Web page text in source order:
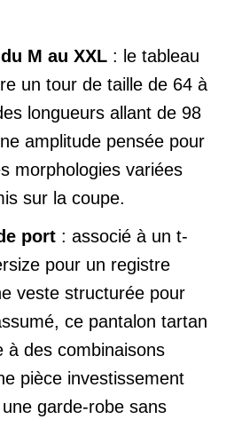
M au XXL : le tableau
un tour de taille de 64 à
longueurs allant de 98
amplitude pensée pour
morphologies variées
sur la coupe.
port : associé à un t-
pour un registre
veste structurée pour
ce pantalon tartan
à des combinaisons
pièce investissement
garde-robe sans